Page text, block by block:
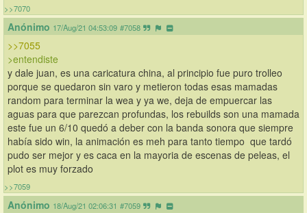
>>7070
Anónimo 17/Aug/21 04:53:09 #7058
>>7055
>entendiste
y dale juan, es una caricatura china, al principio fue puro trolleo
porque se quedaron sin varo y metieron todas esas mamadas
random para terminar la wea y ya we, deja de empuercar las
este fue un 6/10 quedó a deber con la banda sonora que siempre
había sido win, la animación es meh para tanto tiempo  que tardó
pudo ser mejor y es caca en la mayoria de escenas de peleas, el
plot es muy forzado
>>7059
Anónimo 18/Aug/21 02:06:31 #7059